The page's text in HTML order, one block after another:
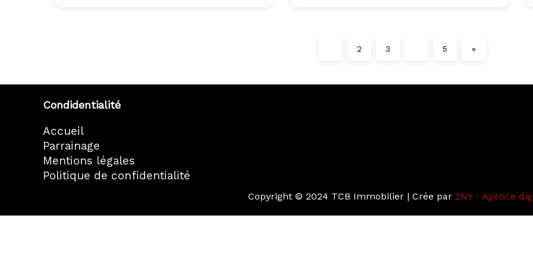
2 3 5 »
Condidentialité
Accueil
Parrainage
Mentions légales
Politique de confidentialité
Copyright © 2024 TCB Immobilier | Crée par 2NY - Agence